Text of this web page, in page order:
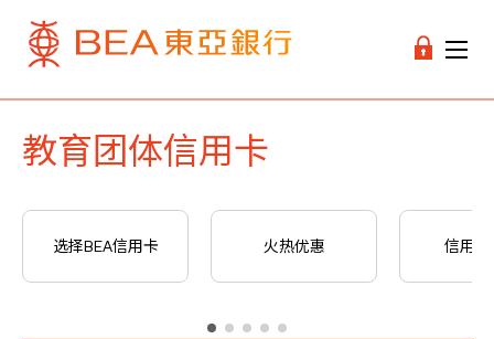
教育团体信用卡
选择BEA信用卡 火热优惠 信用卡